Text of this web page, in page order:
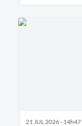
21 JUL 2026 - 14h47